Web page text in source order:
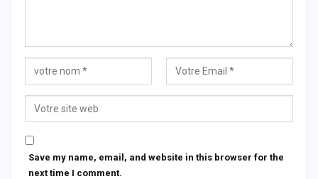
Save my name, email, and website in this browser for the
next time I comment.